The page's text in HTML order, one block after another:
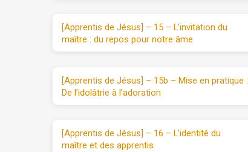
[Apprentis de Jésus] – 15 – L’invitation du
maître : du repos pour notre âme
[Apprentis de Jésus] – 15b – Mise en pratique :
De l’idolâtrie à l’adoration
[Apprentis de Jésus] – 16 – L’identité du
maître et des apprentis